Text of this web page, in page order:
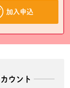
加入申込
ウント